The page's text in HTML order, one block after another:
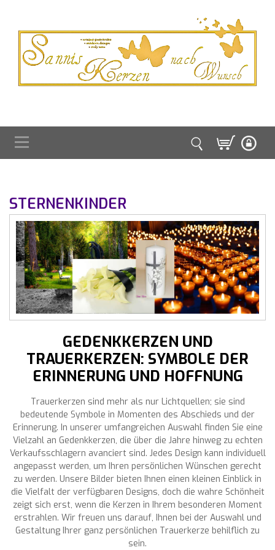
STERNENKINDER
GEDENKKERZEN UND
TRAUERKERZEN: SYMBOLE DER
ERINNERUNG UND HOFFNUNG
Trauerkerzen sind mehr als nur Lichtquellen; sie sind
bedeutende Symbole in Momenten des Abschieds und der
Erinnerung. In unserer umfangreichen Auswahl finden Sie eine
Vielzahl an Gedenkkerzen, die über die Jahre hinweg zu echten
Verkaufsschlagern avanciert sind. Jedes Design kann individuell
angepasst werden, um Ihren persönlichen Wünschen gerecht
zu werden. Unsere Bilder bieten Ihnen einen kleinen Einblick in
die Vielfalt der verfügbaren Designs, doch die wahre Schönheit
zeigt sich erst, wenn die Kerzen in Ihrem besonderen Moment
erstrahlen. Wir freuen uns darauf, Ihnen bei der Auswahl und
Gestaltung Ihrer ganz persönlichen Trauerkerze behilflich zu
sein.